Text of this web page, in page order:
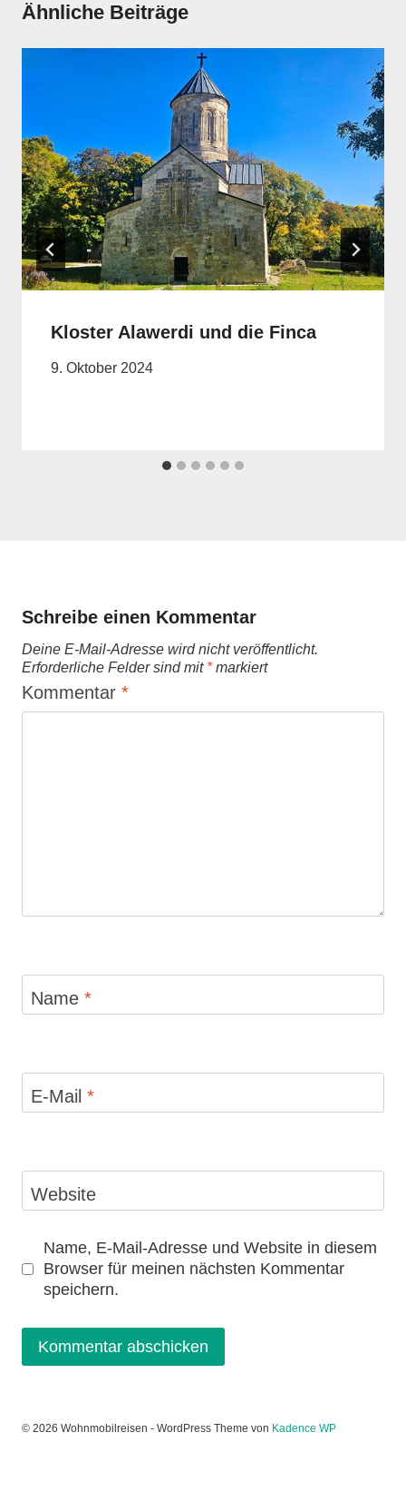
Ähnliche Beiträge
Kloster Alawerdi und die Finca
9. Oktober 2024
Schreibe einen Kommentar
Deine E-Mail-Adresse wird nicht veröffentlicht.
Erforderliche Felder sind mit *markiert
Kommentar *
Name *
E-Mail *
Website
Name, E-Mail-Adresse und Website in diesem
Browser für meinen nächsten Kommentar
speichern.
© 2026 Wohnmobilreisen - WordPress Theme von Kadence WP